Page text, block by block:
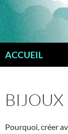
Aller
au
contenu
ACCUEIL
BIJOUX
Pourquoi, créer